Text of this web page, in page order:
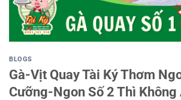
BLOGS
Gà-Vịt Quay Tài Ký Thơm
Cưỡng-Ngon Số 2 Thì Không